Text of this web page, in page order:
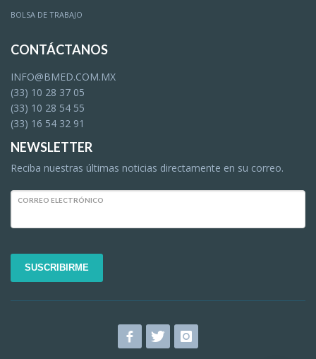
BOLSA DE TRABAJO
CONTÁCTANOS
INFO@BMED.COM.MX
(33) 10 28 37 05
(33) 10 28 54 55
(33) 16 54 32 91
NEWSLETTER
Reciba nuestras últimas noticias directamente en su correo.
CORREO ELECTRÓNICO
SUSCRIBIRME